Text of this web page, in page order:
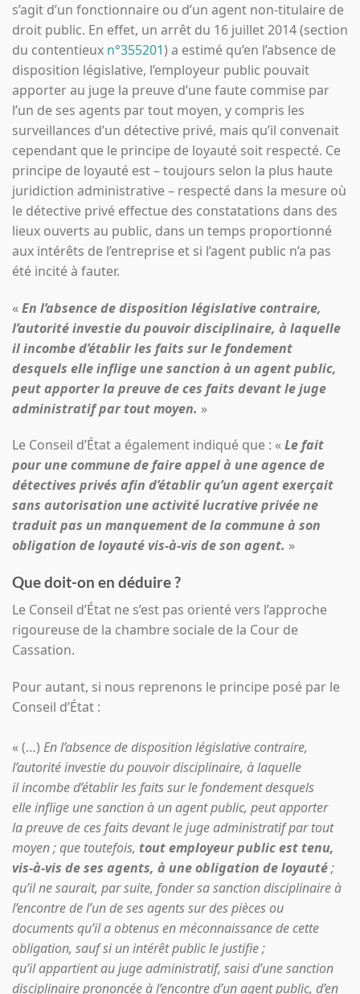
s’agit d’un fonctionnaire ou d’un agent non-titulaire de
droit public. En effet, un arrêt du 16 juillet 2014 (section
du contentieux n°355201) a estimé qu’en l’absence de
disposition législative, l’employeur public pouvait
apporter au juge la preuve d’une faute commise par
l’un de ses agents par tout moyen, y compris les
surveillances d’un détective privé, mais qu’il convenait
cependant que le principe de loyauté soit respecté. Ce
principe de loyauté est – toujours selon la plus haute
juridiction administrative – respecté dans la mesure où
le détective privé effectue des constatations dans des
lieux ouverts au public, dans un temps proportionné
aux intérêts de l’entreprise et si l’agent public n’a pas
été incité à fauter.
«En l’absence de disposition législative contraire,
l’autorité investie du pouvoir disciplinaire, à laquelle
il incombe d’établir les faits sur le fondement
desquels elle inflige une sanction à un agent public,
peut apporter la preuve de ces faits devant le juge
administratif par tout moyen. »
Le Conseil d’État a également indiqué que : «Le fait
pour une commune de faire appel à une agence de
détectives privés afin d’établir qu’un agent exerçait
sans autorisation une activité lucrative privée ne
traduit pas un manquement de la commune à son
obligation de loyauté vis-à-vis de son agent. »
Que doit-on en déduire ?
Le Conseil d’État ne s’est pas orienté vers l’approche
rigoureuse de la chambre sociale de la Cour de
Cassation.
Pour autant, si nous reprenons le principe posé par le
Conseil d’État :
« (…) En l’absence de disposition législative contraire,
l’autorité investie du pouvoir disciplinaire, à laquelle
il incombe d’établir les faits sur le fondement desquels
elle inflige une sanction à un agent public, peut apporter
la preuve de ces faits devant le juge administratif par tout
moyen ; que toutefois, tout employeur public est tenu,
vis-à-vis de ses agents, à une obligation de loyauté;
qu’il ne saurait, par suite, fonder sa sanction disciplinaire à
l’encontre de l’un de ses agents sur des pièces ou
documents qu’il a obtenus en méconnaissance de cette
obligation, sauf si un intérêt public le justifie ;
qu’il appartient au juge administratif, saisi d’une sanction
disciplinaire prononcée à l’encontre d’un agent public, d’en